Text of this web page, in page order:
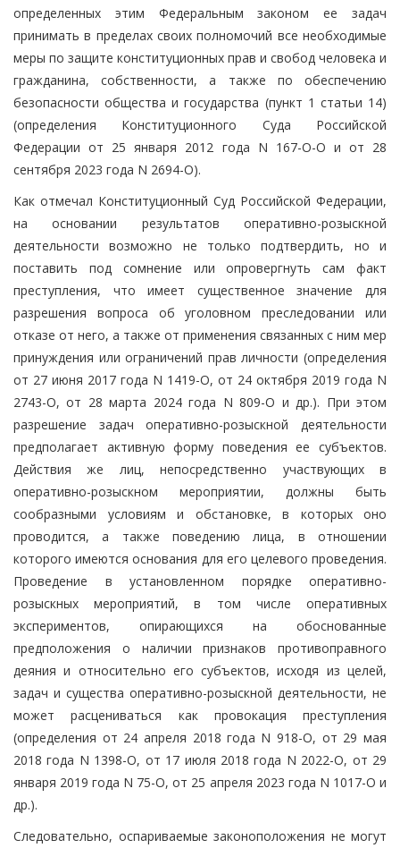
определенных этим Федеральным законом ее задач
принимать в пределах своих полномочий все необходимые
меры по защите конституционных прав и свобод человека и
гражданина, собственности, а также по обеспечению
безопасности общества и государства (пункт 1 статьи 14)
(определения Конституционного Суда Российской
Федерации от 25 января 2012 года N 167-О-О и от 28
сентября 2023 года N 2694-О).
Как отмечал Конституционный Суд Российской Федерации,
на основании результатов оперативно-розыскной
деятельности возможно не только подтвердить, но и
поставить под сомнение или опровергнуть сам факт
преступления, что имеет существенное значение для
разрешения вопроса об уголовном преследовании или
отказе от него, а также от применения связанных с ним мер
принуждения или ограничений прав личности (определения
от 27 июня 2017 года N 1419-О, от 24 октября 2019 года N
2743-О, от 28 марта 2024 года N 809-О и др.). При этом
разрешение задач оперативно-розыскной деятельности
предполагает активную форму поведения ее субъектов.
Действия же лиц, непосредственно участвующих в
оперативно-розыскном мероприятии, должны быть
сообразными условиям и обстановке, в которых оно
проводится, а также поведению лица, в отношении
которого имеются основания для его целевого проведения.
Проведение в установленном порядке оперативно-
розыскных мероприятий, в том числе оперативных
экспериментов, опирающихся на обоснованные
предположения о наличии признаков противоправного
деяния и относительно его субъектов, исходя из целей,
задач и существа оперативно-розыскной деятельности, не
может расцениваться как провокация преступления
(определения от 24 апреля 2018 года N 918-О, от 29 мая
2018 года N 1398-О, от 17 июля 2018 года N 2022-О, от 29
января 2019 года N 75-О, от 25 апреля 2023 года N 1017-О и
др.).
Следовательно, оспариваемые законоположения не могут